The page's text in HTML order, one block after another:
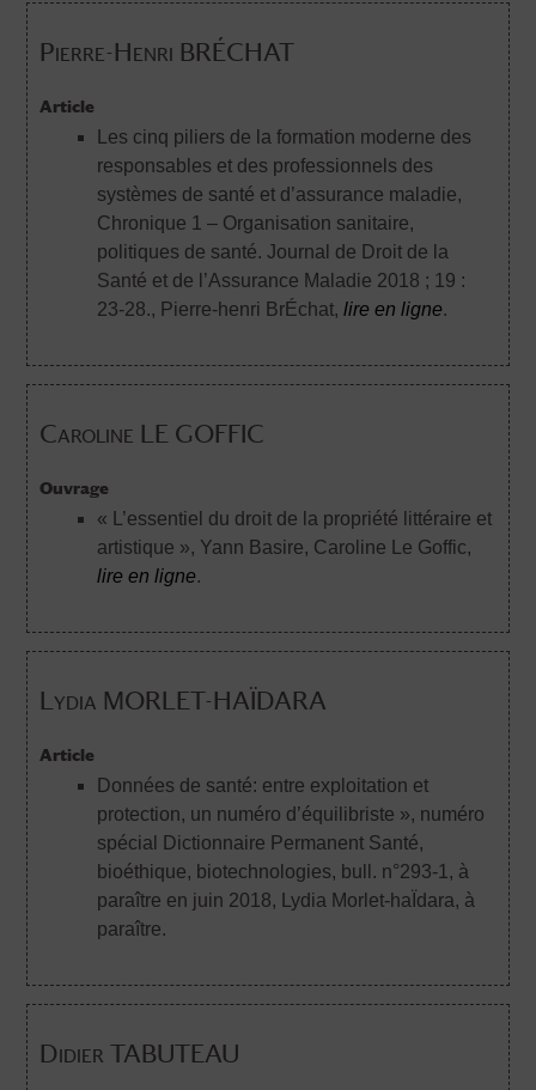
Pierre-Henri BRÉCHAT
Article
Les cinq piliers de la formation moderne des
responsables et des professionnels des
systèmes de santé et d’assurance maladie,
Chronique 1 – Organisation sanitaire,
politiques de santé. Journal de Droit de la
Santé et de l’Assurance Maladie 2018 ; 19 :
23-28., Pierre-henri BrÉchat,lire en ligne.
Caroline LE GOFFIC
Ouvrage
« L’essentiel du droit de la propriété littéraire et
artistique », Yann Basire, Caroline Le Goffic,
lire en ligne.
Lydia MORLET-HAÏDARA
Article
Données de santé: entre exploitation et
protection, un numéro d’équilibriste », numéro
spécial Dictionnaire Permanent Santé,
bioéthique, biotechnologies, bull. n°293-1, à
paraître en juin 2018, Lydia Morlet-haÏdara, à
paraître.
Didier TABUTEAU